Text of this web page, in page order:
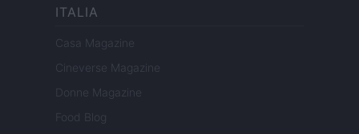
ITALIA
Casa Magazine
Cineverse Magazine
Donne Magazine
Food Blog